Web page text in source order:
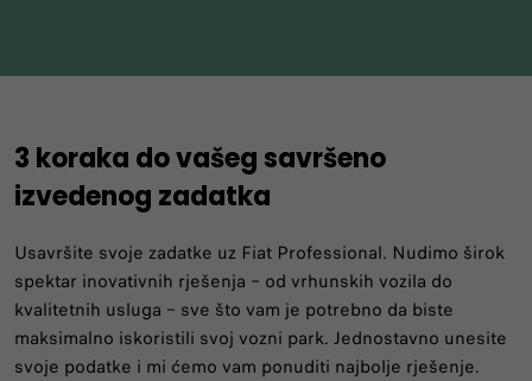
3 koraka do vašeg savršeno
izvedenog zadatka
Usavršite svoje zadatke uz Fiat Professional. Nudimo širok
spektar inovativnih rješenja – od vrhunskih vozila do
kvalitetnih usluga – sve što vam je potrebno da biste
maksimalno iskoristili svoj vozni park. Jednostavno unesite
svoje podatke i mi ćemo vam ponuditi najbolje rješenje.